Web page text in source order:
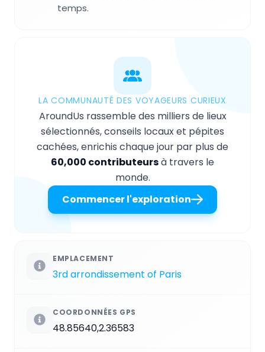
temps.
LA COMMUNAUTÉ DES VOYAGEURS CURIEUX
AroundUs rassemble des milliers de lieux
sélectionnés, conseils locaux et pépites
cachées, enrichis chaque jour par plus de
60,000 contributeursà travers le
monde.
Commencer l'exploration
EMPLACEMENT
3rd arrondissement of Paris
COORDONNÉES GPS
48.85640,2.36583